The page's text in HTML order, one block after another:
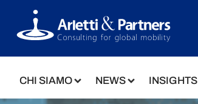
CHI SIAMO NEWS INSIGHTS